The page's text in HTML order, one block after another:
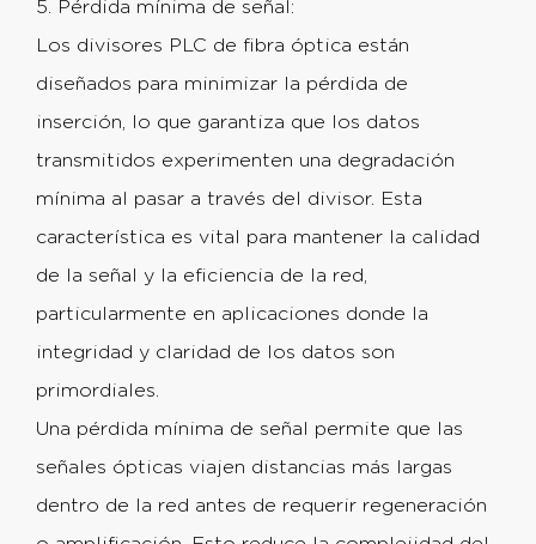
5. Pérdida mínima de señal:
Los divisores PLC de fibra óptica están
diseñados para minimizar la pérdida de
inserción, lo que garantiza que los datos
transmitidos experimenten una degradación
mínima al pasar a través del divisor. Esta
característica es vital para mantener la calidad
de la señal y la eficiencia de la red,
particularmente en aplicaciones donde la
integridad y claridad de los datos son
primordiales.
Una pérdida mínima de señal permite que las
señales ópticas viajen distancias más largas
dentro de la red antes de requerir regeneración